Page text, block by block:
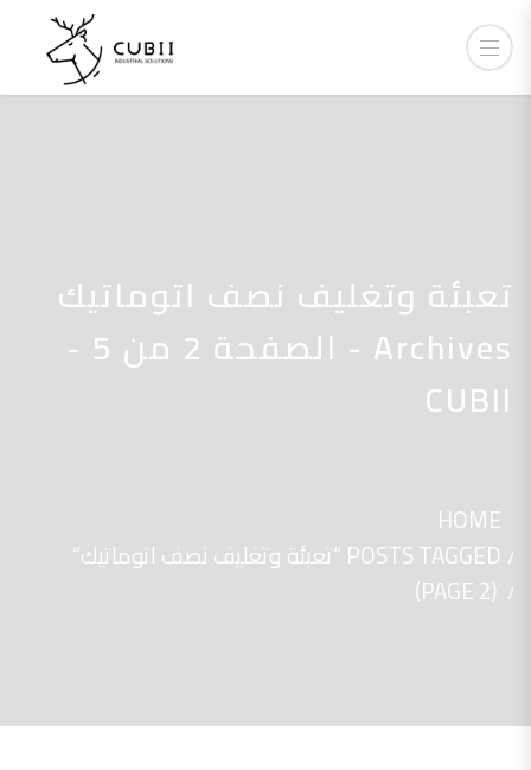
تعبئة وتغليف نصف اتوماتيك
Archives - الصفحة 2 من 5 -
CUBII
HOME
POSTS TAGGED “تعبئة وتغليف نصف اتوماتيك”
(PAGE 2)